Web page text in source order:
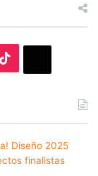
Diseño 2025
finalistas